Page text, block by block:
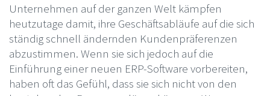
Unternehmen auf der ganzen Welt kämpfen
heutzutage damit, ihre Geschäftsabläufe auf die sich
ständig schnell ändernden Kundenpräferenzen
abzustimmen. Wenn sie sich jedoch auf die
Einführung einer neuen ERP-Software vorbereiten,
haben oft das Gefühl, dass sie sich nicht von den